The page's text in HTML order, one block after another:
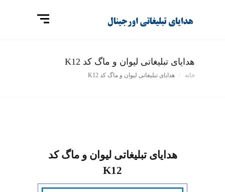
هدایای تبلیغاتی لیوان و ماگ کد K12
خانه هدایای تبلیغاتی لیوان و ماگ کد K12
هدایای تبلیغاتی لیوان و ماگ کد
K12